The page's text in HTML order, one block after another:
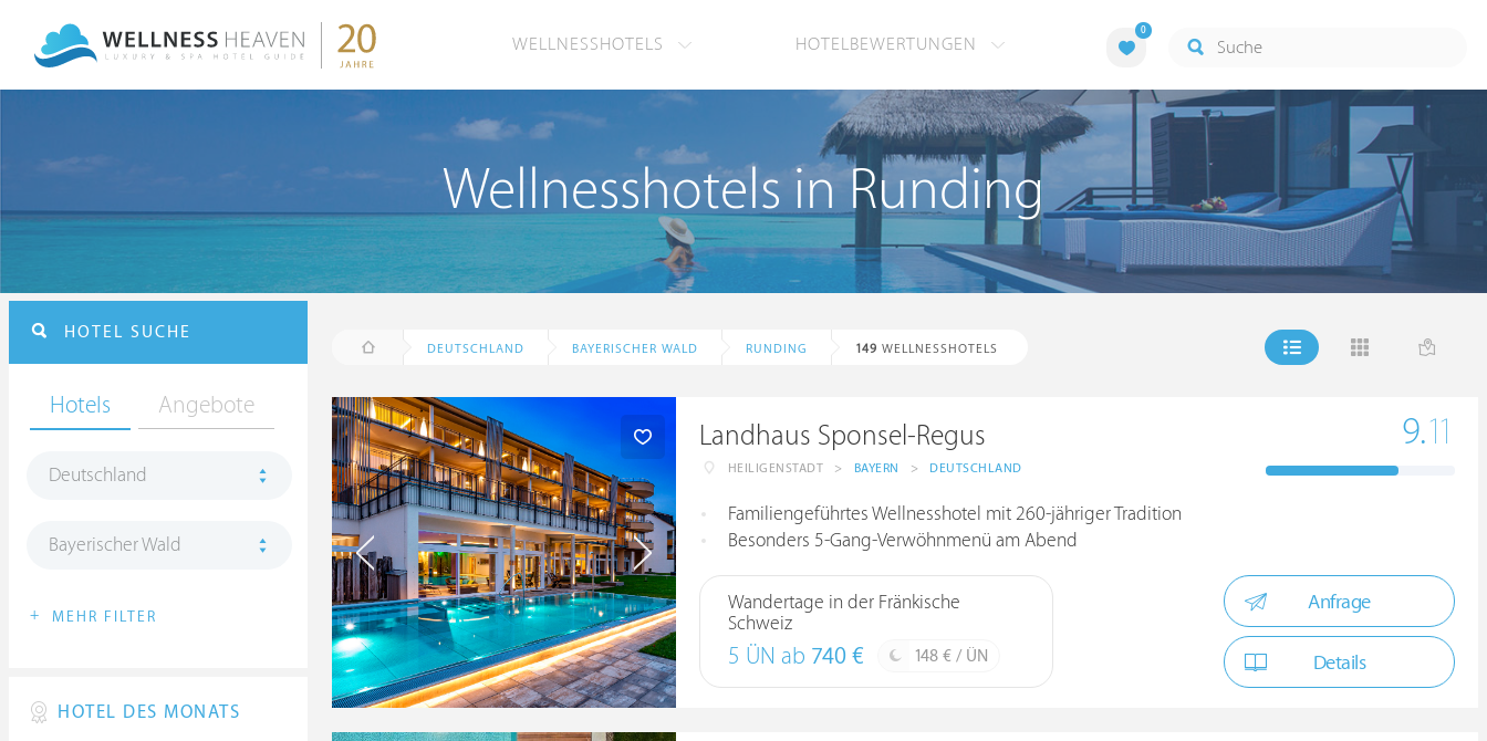
WELLNESSHOTELS HOTELBEWERTUNGEN
0
Wellnesshotels in Runding
DEUTSCHLAND BAYERISCHER WALD RUNDING 149 WELLNESSHOTELS
Landhaus Sponsel-Regus
HEILIGENSTADT > BAYERN > DEUTSCHLAND
9.11
Familiengeführtes Wellnesshotel mit 260-jähriger Tradition
Besonders 5-Gang-Verwöhnmenü am Abend
Wandertage in der Fränkische
Schweiz
5 ÜN ab 740 € 148 € / ÜN
Anfrage
Details
HOTEL SUCHE
Hotels Angebote
Deutschland
Bayerischer Wald
+ MEHR FILTER
HOTEL DES MONATS